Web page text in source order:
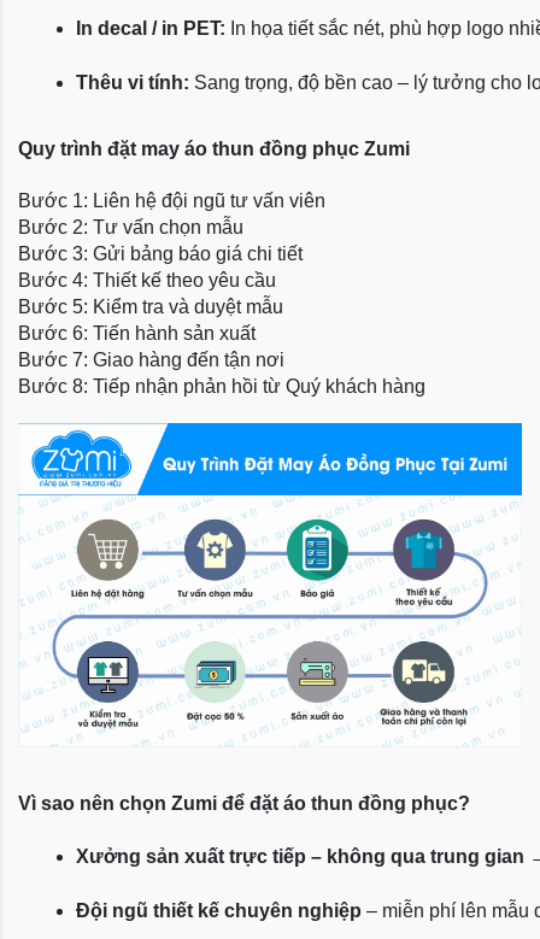
In decal / in PET: In họa tiết sắc nét, phù hợp logo
Thêu vi tính: Sang trọng, độ bền cao – lý tưởng cho
Quy trình đặt may áo thun đồng phục Zumi
Bước 1: Liên hệ đội ngũ tư vấn viên
Bước 2: Tư vấn chọn mẫu
Bước 3: Gửi bảng báo giá chi tiết
Bước 4: Thiết kế theo yêu cầu
Bước 5: Kiểm tra và duyệt mẫu
Bước 6: Tiến hành sản xuất
Bước 7: Giao hàng đến tận nơi
Bước 8: Tiếp nhận phản hồi từ Quý khách hàng
Vì sao nên chọn Zumi để đặt áo thun đồng phục?
Xưởng sản xuất trực tiếp – không qua trung gian
Đội ngũ thiết kế chuyên nghiệp – miễn phí lên mẫu